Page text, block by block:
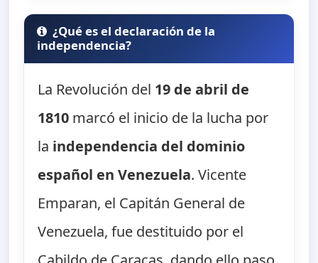
¿Qué es el declaración de la
independencia?
La Revolución del 19 de abril de
1810 marcó el inicio de la lucha por
la independencia del dominio
español en Venezuela. Vicente
Emparan, el Capitán General de
Venezuela, fue destituido por el